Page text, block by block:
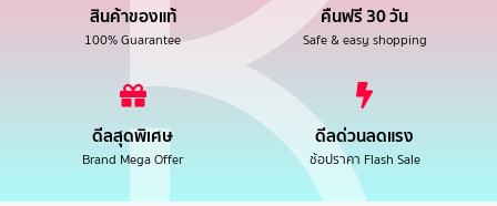
สินค้าของแท้
100% Guarantee
คืนฟรี 30 วัน
Safe & easy shopping
ดีลสุดพิเศษ
Brand Mega Offer
ดีลด่วนลดแรง
ช้อปราคา Flash Sale